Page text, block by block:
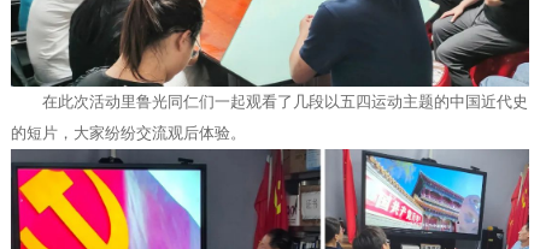
在此次活动里鲁光同仁们一起观看了几段以五四运动主题的中国近代史
的短片，大家纷纷交流观后体验。